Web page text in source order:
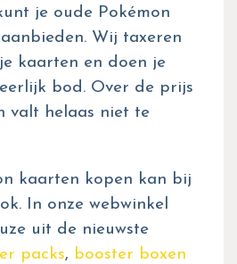
je oude Pokémon
Wij taxeren
kaarten en doen je
bod. Over de prijs
valt helaas niet te
kaarten kopen kan bij
In onze webwinkel
uit de nieuwste
packs, booster boxen